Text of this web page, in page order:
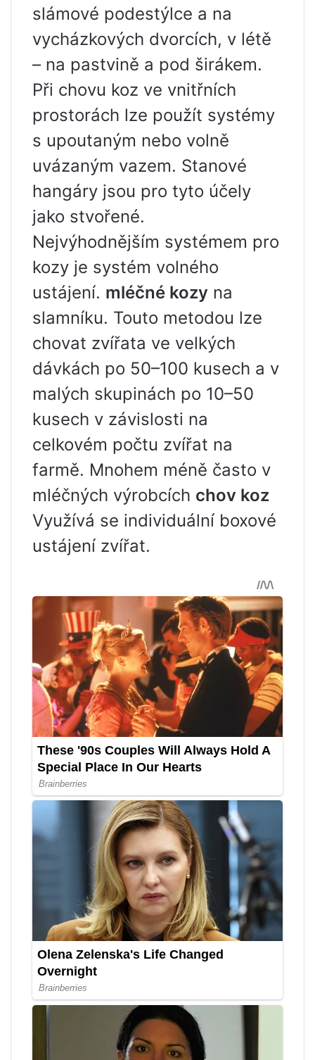
slámové podestýlce a na
vycházkových dvorcích, v létě
– na pastvině a pod širákem.
Při chovu koz ve vnitřních
prostorách lze použít systémy
s upoutaným nebo volně
uvázaným vazem. Stanové
hangáry jsou pro tyto účely
jako stvořené.
Nejvýhodnějším systémem pro
kozy je systém volného
ustájení. mléčné kozy na
slamníku. Touto metodou lze
chovat zvířata ve velkých
dávkách po 50–100 kusech a v
malých skupinách po 10–50
kusech v závislosti na
celkovém počtu zvířat na
farmě. Mnohem méně často v
mléčných výrobcích chov koz
Využívá se individuální boxové
ustájení zvířat.